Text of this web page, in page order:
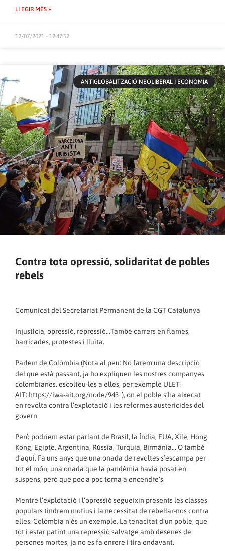
LLEGIR MÉS »
12/07/2021 - 12:47:52
ANTIGLOBALITZACIÓ NEOLIBERAL I ECONOMIA
Contra tota opressió, solidaritat de pobles
rebels
Comunicat del Secretariat Permanent de la CGT Catalunya
Injustícia, opressió, repressió…També carrers en flames,
barricades, protestes i lluita.
Parlem de Colòmbia (Nota al peu: No farem una descripció
del que està passant, ja ho expliquen les nostres companyes
colombianes, escolteu-les a elles, per exemple ULET-
AIT: https://iwa-ait.org/node/943 ), on el poble s’ha aixecat
en revolta contra l’explotació i les reformes austericides del
govern.
Però podríem estar parlant de Brasil, la Índia, EUA, Xile, Hong
Kong, Egipte, Argentina, Rússia, Turquia, Birmània… O també
d’aquí. Fa uns anys que una onada de revoltes s’escampa per
tot el món, una onada que la pandèmia havia posat en
suspens, però que poc a poc torna a encendre’s.
Mentre l’explotació i l’opressió segueixin presents les classes
populars tindrem motius i la necessitat de rebel·lar-nos contra
elles. Colòmbia n’és un exemple. La tenacitat d’un poble, que
tot i estar patint una repressió salvatge amb desenes de
persones mortes, ja no es fa enrere i tira endavant.